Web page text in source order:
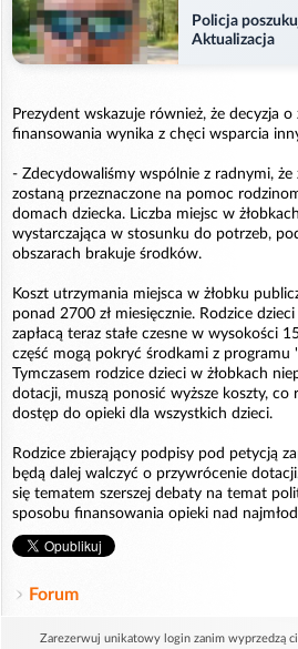
Policja
Aktualizacja
Prezydent wskazuje również, że decyzja o
finansowania wynika z chęci wsparcia
- Zdecydowaliśmy wspólnie z radnymi, że
zostaną przeznaczone na pomoc
domach dziecka. Liczba miejsc w
wystarczająca w stosunku do potrzeb,
obszarach brakuje środków.
Koszt utrzymania miejsca w żłobku
ponad 2700 zł miesięcznie. Rodzice
zapłacą teraz stałe czesne w wysokości
część mogą pokryć środkami z programu
Tymczasem rodzice dzieci w żłobkach
dotacji, muszą ponosić wyższe koszty,
dostęp do opieki dla wszystkich dzieci.
Rodzice zbierający podpisy pod petycją
będą dalej walczyć o przywrócenie
się tematem szerszej debaty na temat
sposobu finansowania opieki nad
Forum
Zarezerwuj unikatowy login zanim wyprzedzą